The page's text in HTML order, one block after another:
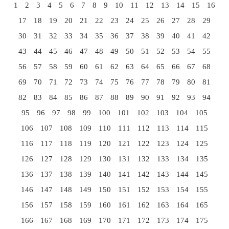
1 2 3 4 5 6 7 8 9 10 11 12 13 14 15
16
17
18 19 20 21 22 23 24 25 26 27 28
29
30
31 32 33 34 35 36 37 38 39 40 41
42
43
44 45 46 47 48 49 50 51 52 53 54
55
56
57 58 59 60 61 62 63 64 65 66 67
68
69
70 71 72 73 74 75 76 77 78 79 80
81
82
83 84 85 86 87 88 89 90 91 92 93
94
95
96 97 98 99 100 101 102 103 104
105
106
107 108 109 110 111 112 113 114
115
116
117 118 119 120 121 122 123 124
125
126
127 128 129 130 131 132 133 134
135
136
137 138 139 140 141 142 143 144
145
146
147 148 149 150 151 152 153 154
155
156
157 158 159 160 161 162 163 164
165
166
167 168 169 170 171 172 173 174
175